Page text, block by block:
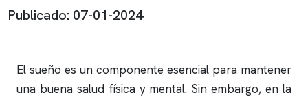
Publicado: 07-01-2024
El sueño es un componente esencial para mantener
una buena salud física y mental. Sin embargo, en la